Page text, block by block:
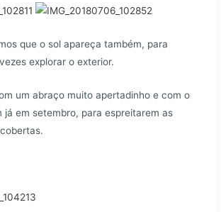
que o sol apareça também, para
explorar o exterior.
um abraço muito apertadinho e com o
já em setembro, para espreitarem as